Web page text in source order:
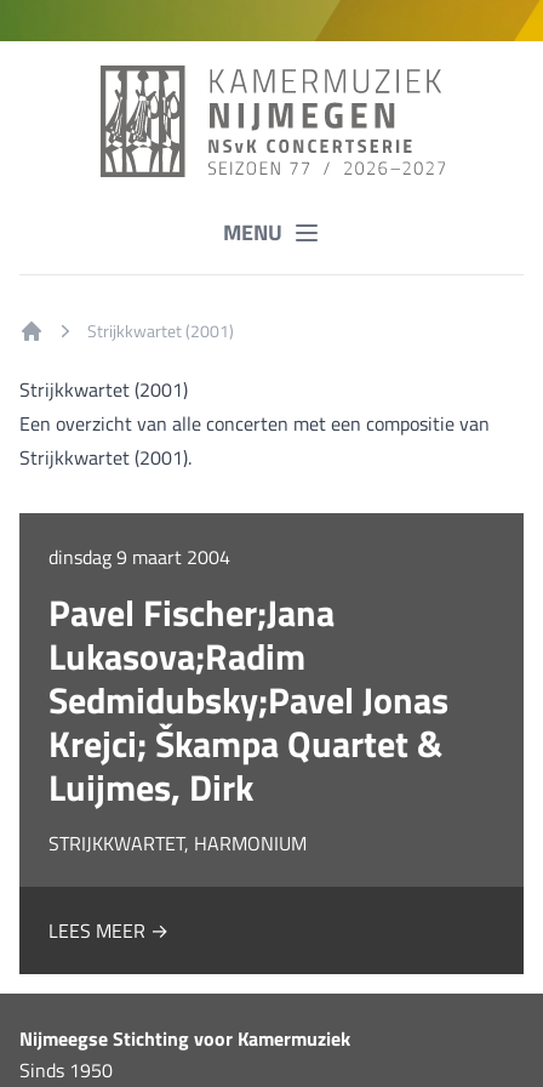
MENU
Strijkkwartet (2001)
Strijkkwartet (2001)
Een overzicht van alle concerten met een compositie van
Strijkkwartet (2001).
dinsdag 9 maart 2004
Pavel Fischer;Jana
Lukasova;Radim
Sedmidubsky;Pavel Jonas
Krejci; Škampa Quartet &
Luijmes, Dirk
STRIJKKWARTET, HARMONIUM
LEES MEER →
Nijmeegse Stichting voor Kamermuziek
Sinds 1950